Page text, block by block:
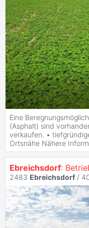
Eine
(Asphalt) sind
verkaufen. •
Ortsnähe Nähere
Ebreichsdorf:
2483 Ebreichsdorf /